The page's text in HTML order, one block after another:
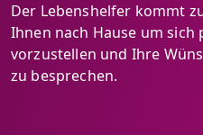
Der Lebenshelfer kommt
Ihnen nach Hause um sich
vorzustellen und Ihre
zu besprechen.